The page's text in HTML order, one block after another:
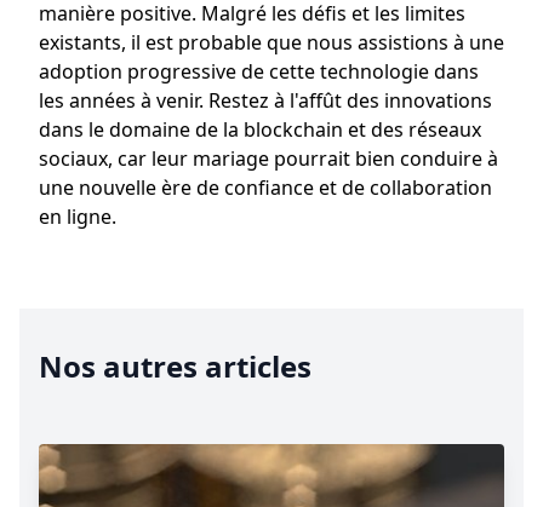
manière positive. Malgré les défis et les limites
existants, il est probable que nous assistions à une
adoption progressive de cette technologie dans
les années à venir. Restez à l'affût des innovations
dans le domaine de la blockchain et des réseaux
sociaux, car leur mariage pourrait bien conduire à
une nouvelle ère de confiance et de collaboration
en ligne.
Nos autres articles